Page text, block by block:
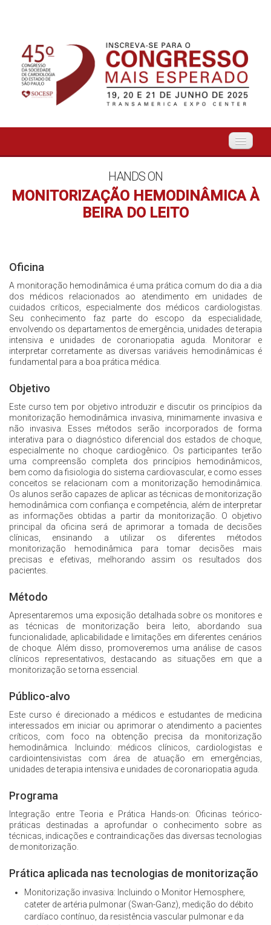
Organização
Inscrições
Programação
Hands On
Intercardio
Entrevistas
Feira de Exposição
Hospedagem
Traslado
HANDS ON
MONITORIZAÇÃO HEMODINÂMICA À
BEIRA DO LEITO
Oficina
A monitoração hemodinâmica é uma prática comum do dia a dia
dos médicos relacionados ao atendimento em unidades de
cuidados críticos, especialmente dos médicos cardiologistas.
Seu conhecimento faz parte do escopo da especialidade,
envolvendo os departamentos de emergência, unidades de terapia
intensiva e unidades de coronariopatia aguda. Monitorar e
interpretar corretamente as diversas variáveis hemodinâmicas é
fundamental para a boa prática médica.
Objetivo
Este curso tem por objetivo introduzir e discutir os princípios da
monitorização hemodinâmica invasiva, minimamente invasiva e
não invasiva. Esses métodos serão incorporados de forma
interativa para o diagnóstico diferencial dos estados de choque,
especialmente no choque cardiogênico. Os participantes terão
uma compreensão completa dos princípios hemodinâmicos,
bem como da fisiologia do sistema cardiovascular, e como esses
conceitos se relacionam com a monitorização hemodinâmica.
Os alunos serão capazes de aplicar as técnicas de monitorização
hemodinâmica com confiança e competência, além de interpretar
as informações obtidas a partir da monitorização. O objetivo
principal da oficina será de aprimorar a tomada de decisões
clínicas, ensinando a utilizar os diferentes métodos
monitorização hemodinâmica para tomar decisões mais
precisas e efetivas, melhorando assim os resultados dos
pacientes.
Método
Apresentaremos uma exposição detalhada sobre os monitores e
as técnicas de monitorização beira leito, abordando sua
funcionalidade, aplicabilidade e limitações em diferentes cenários
de choque. Além disso, promoveremos uma análise de casos
clínicos representativos, destacando as situações em que a
monitorização se torna essencial.
Público-alvo
Este curso é direcionado a médicos e estudantes de medicina
interessados em iniciar ou aprimorar o atendimento a pacientes
críticos, com foco na obtenção precisa da monitorização
hemodinâmica. Incluindo: médicos clínicos, cardiologistas e
cardiointensivistas com área de atuação em emergências,
unidades de terapia intensiva e unidades de coronariopatia aguda.
Programa
Integração entre Teoria e Prática Hands-on: Oficinas teórico-
práticas destinadas a aprofundar o conhecimento sobre as
técnicas, indicações e contraindicações das diversas tecnologias
de monitorização.
Prática aplicada nas tecnologias de monitorização
Monitorização invasiva: Incluindo o Monitor Hemosphere,
cateter de artéria pulmonar (Swan-Ganz), medição do débito
cardíaco contínuo, da resistência vascular pulmonar e da